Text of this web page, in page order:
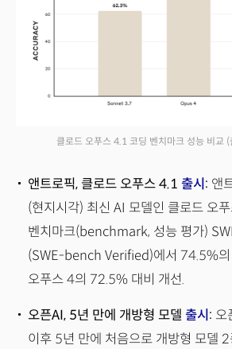
클로드 오푸스 4.1 코딩 벤치마크 성능 비교
앤트로픽, 클로드 오푸스 4.1 출시 : 앤
(현지시각) 최신 AI 모델인 클로드 오
벤치마크(benchmark, 성능 평가)
(SWE-bench Verified)에서 74.5%의
오푸스 4의 72.5% 대비 개선.
오픈AI, 5년 만에 개방형 모델 출시 : 오
이후 5년 만에 처음으로 개방형 모델